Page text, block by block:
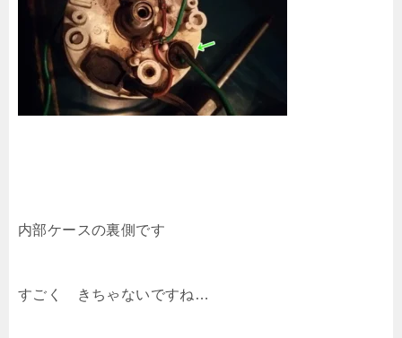
内部ケースの裏側です
すごく きちゃないですね…